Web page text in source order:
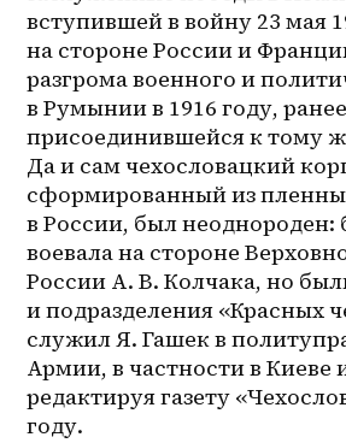
вступившей в войну 23 мая
на стороне России и
разгрома военного и
в Румынии в 1916 году, ранее
присоединившейся к тому
Да и сам чехословацкий
сформированный из
в России, был неоднороден:
воевала на стороне
России А. В. Колчака, но
и подразделения «Красных
служил Я. Гашек в
Армии, в частности в Киеве
редактируя газету
году.